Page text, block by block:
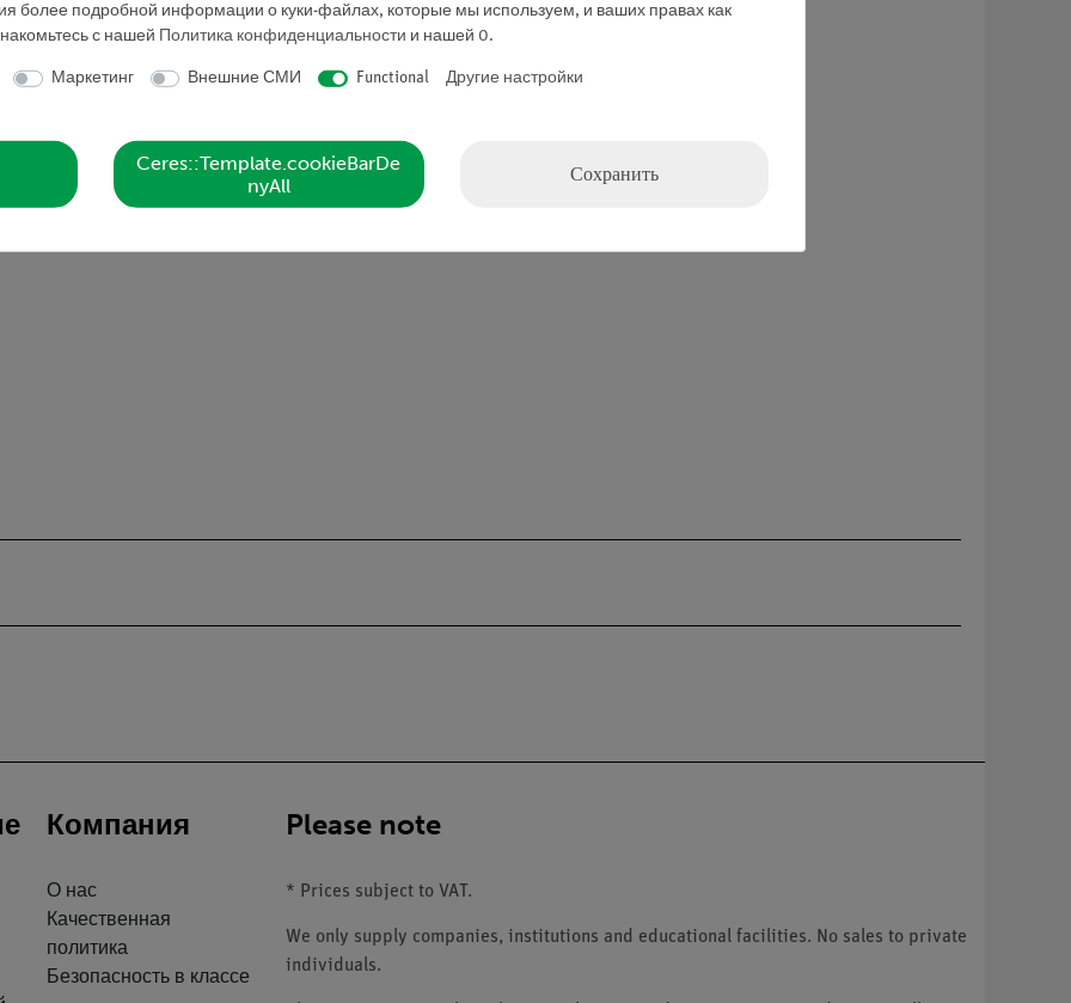
подшипнику и прецизионному шкиву
мгновенные результаты во время измерения
скорости от времени при равномерном вращательном движении.
скорости от времени при равноускоренном вращательном движении.
Компания
О нас
Качественная
политика
Безопасность в классе
Please note
* Prices subject to VAT.
We only supply companies, institutions and educational facilities. No sales to private
individuals.
более подробной информации о куки-файлах, которые мы используем, и ваших правах как
с нашей
Политика конфиденциальности и нашей 0.
Маркетинг Внешние СМИ Functional Другие настройки
Ceres::Template.cookieBarDe
nyAll
Сохранить